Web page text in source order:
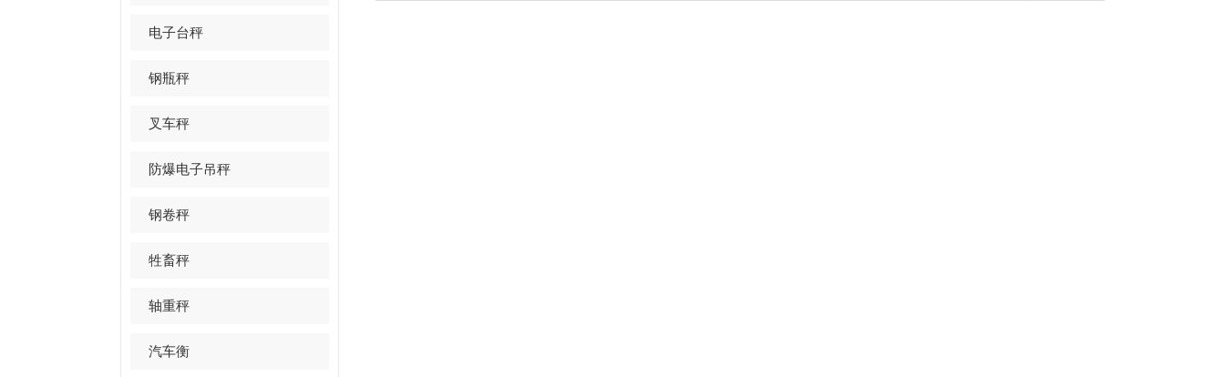
电子台秤
钢瓶秤
叉车秤
防爆电子吊秤
钢卷秤
牲畜秤
轴重秤
汽车衡